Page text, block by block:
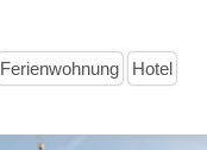
Ferienwohnung
Hotel